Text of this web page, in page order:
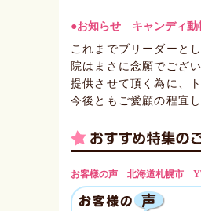
●お知らせ キャンディ動
これまでブリーダーと
院はまさに念願でござ
提供させて頂く為に、
今後ともご愛顧の程宜
お客様の声 北海道札幌市